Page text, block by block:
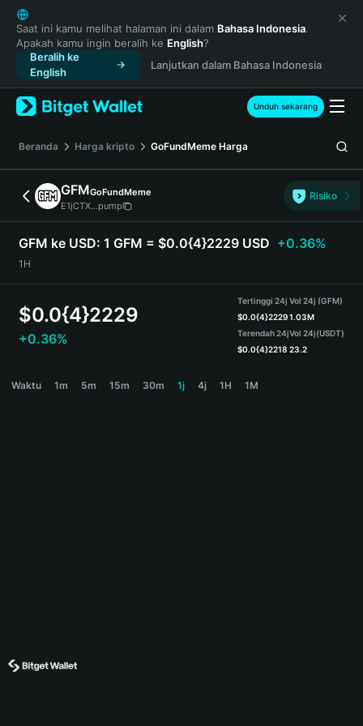
English
日本語
Tiếng Việt
Русский
Español (Latinoamérica)
Türkçe
Français
Deutsch
简体中文
繁體中文
Português (Portugal)
Bahasa Indonesia
ภาษาไทย
हिन्दी
Español
Português (Brasil)
Saat ini kamu melihat halaman ini dalam Bahasa Indonesia.
Apakah kamu ingin beralih ke English?
Beralih ke
English
Lanjutkan dalam Bahasa Indonesia
Unduh sekarang
Beranda Harga kripto GoFundMeme Harga
GFMGoFundMeme
E1jCTX...pump
Risiko
GFM ke USD: 1 GFM = $0.0{4}2229 USD +0.36%
1H
$0.0{4}2229
+0.36%
Tertinggi 24j
$0.0{4}2229
Terendah 24j
$0.0{4}2218
Vol 24j (GFM)
1.03M
Vol 24j(USDT)
23.2
Waktu 1m 5m 15m 30m 1j 4j 1H 1M